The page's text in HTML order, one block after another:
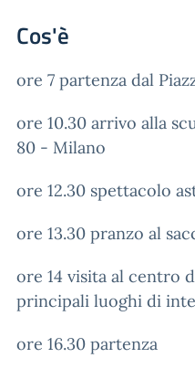
Cos'è
ore 7 partenza dal
ore 10.30 arrivo alla
80 - Milano
ore 12.30 spettacolo
ore 13.30 pranzo al
ore 14 visita al centro
principali luoghi di
ore 16.30 partenza